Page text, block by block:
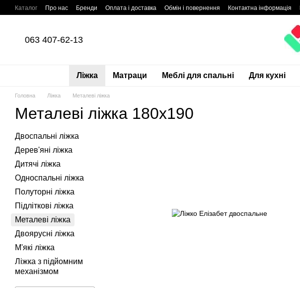
Перейти до основного контенту
Каталог Про нас Бренди Оплата і доставка Обмін і повернення Контактна інформація
063 407-62-13
Ліжка Матраци Меблі для спальні Для кухні
Головна Ліжка Металеві ліжка
Металеві ліжка 180х190
Двоспальні ліжка
Дерев'яні ліжка
Дитячі ліжка
Односпальні ліжка
Полуторні ліжка
Підліткові ліжка
Металеві ліжка
Двоярусні ліжка
М'які ліжка
Ліжка з підйомним
механізмом